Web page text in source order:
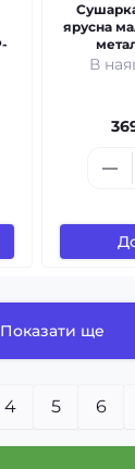
ярусна
В
Показати ще
4 5 6